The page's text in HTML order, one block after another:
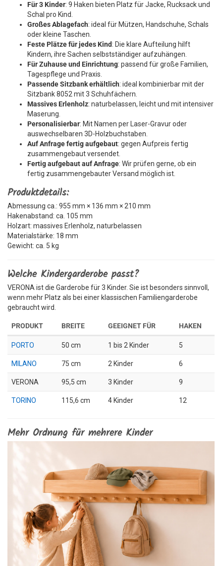
Für 3 Kinder: 9 Haken bieten Platz für Jacke, Rucksack und
Schal pro Kind.
Großes Ablagefach: ideal für Mützen, Handschuhe, Schals
oder kleine Taschen.
Feste Plätze für jedes Kind: Die klare Aufteilung hilft
Kindern, ihre Sachen selbstständiger aufzuhängen.
Für Zuhause und Einrichtung: passend für große Familien,
Tagespflege und Praxis.
Passende Sitzbank erhältlich: ideal kombinierbar mit der
Sitzbank 8052 mit 3 Schuhfächern.
Massives Erlenholz: naturbelassen, leicht und mit intensiver
Maserung.
Personalisierbar: Mit Namen per Laser-Gravur oder
auswechselbaren 3D-Holzbuchstaben.
Auf Anfrage fertig aufgebaut: gegen Aufpreis fertig
zusammengebaut versendet.
Fertig aufgebaut auf Anfrage: Wir prüfen gerne, ob ein
fertig zusammengebauter Versand möglich ist.
Produktdetails:
Abmessung ca.: 955 mm × 136 mm × 210 mm
Hakenabstand: ca. 105 mm
Holzart: massives Erlenholz, naturbelassen
Materialstärke: 18 mm
Gewicht: ca. 5 kg
Welche Kindergarderobe passt?
VERONA ist die Garderobe für 3 Kinder. Sie ist besonders sinnvoll,
wenn mehr Platz als bei einer klassischen Familiengarderobe
gebraucht wird.
PRODUKT BREITE GEEIGNET FÜR HAKEN
PORTO 50 cm 1 bis 2 Kinder 5
MILANO 75 cm 2 Kinder 6
VERONA 95,5 cm 3 Kinder 9
TORINO 115,6 cm 4 Kinder 12
Mehr Ordnung für mehrere Kinder